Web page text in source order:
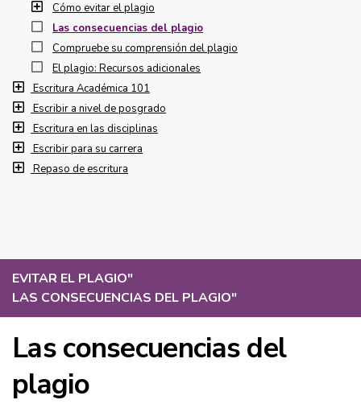
EVITAR EL PLAGIO"
LAS CONSECUENCIAS DEL PLAGIO"
Las consecuencias del
plagio
Cómo evitar el plagio
Las consecuencias del plagio
Compruebe su comprensión del plagio
El plagio: Recursos adicionales
Escritura Académica 101
Escribir a nivel de posgrado
Escritura en las disciplinas
Escribir para su carrera
Repaso de escritura